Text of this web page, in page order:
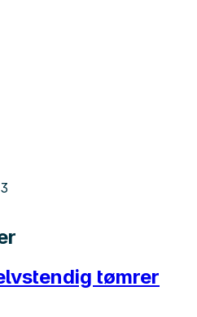
tømrer